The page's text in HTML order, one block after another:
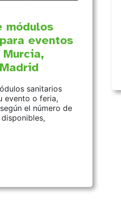
módulos
eventos
sanitarios
evento o feria,
el número de